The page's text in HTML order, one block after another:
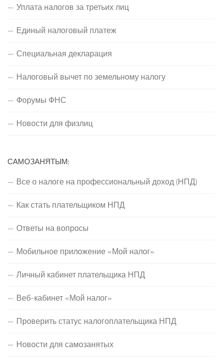
Уплата налогов за третьих лиц
Единый налоговый платеж
Специальная декларация
Налоговый вычет по земельному налогу
Форумы ФНС
Новости для физлиц
САМОЗАНЯТЫМ:
Все о налоге на профессиональный доход (НПД)
Как стать плательщиком НПД
Ответы на вопросы
Мобильное приложение «Мой налог»
Личный кабинет плательщика НПД
Веб-кабинет «Мой налог»
Проверить статус налогоплательщика НПД
Новости для самозанятых